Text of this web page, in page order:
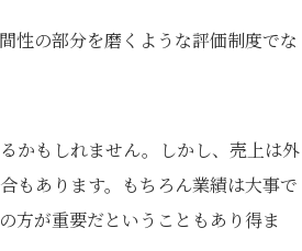
性の部分を磨くような評価制度でな
かもしれません。しかし、売上は外
もあります。もちろん業績は大事で
方が重要だということもあり得ま